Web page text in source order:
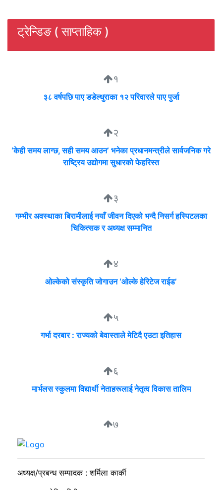
ट्रेन्डिङ ( साप्ताहिक )
१
३८ वर्षपछि पाए डडेल्धुराका १२ परिवारले पाए पुर्जा
२
‘केही समय लाग्छ, सही समय आउन’ भनेका प्रधानमन्त्रीले सार्वजनिक गरे
राष्ट्रिय उद्योगमा सुधारको फेहरिस्त
३
गम्भीर अवस्थाका बिरामीलाई नयाँ जीवन दिएको भन्दै निसर्ग हस्पिटलका
चिकित्सक र अध्यक्ष सम्मानित
४
ओल्केको संस्कृति जोगाउन ‘ओल्के हेरिटेज राईड’
५
गर्भा दरबार : राज्यको बेवास्ताले मेटिदै एउटा इतिहास
६
मार्भलस स्कुलमा विद्यार्थी नेताहरूलाई नेतृत्व विकास तालिम
७
सुदीप्ता क्यान्सर सर्भाइभर र्याम्प शो : जीवनले मृत्युलाई जितेको उत्सव
अध्यक्ष/प्रबन्ध सम्पादक : शर्मिला कार्की